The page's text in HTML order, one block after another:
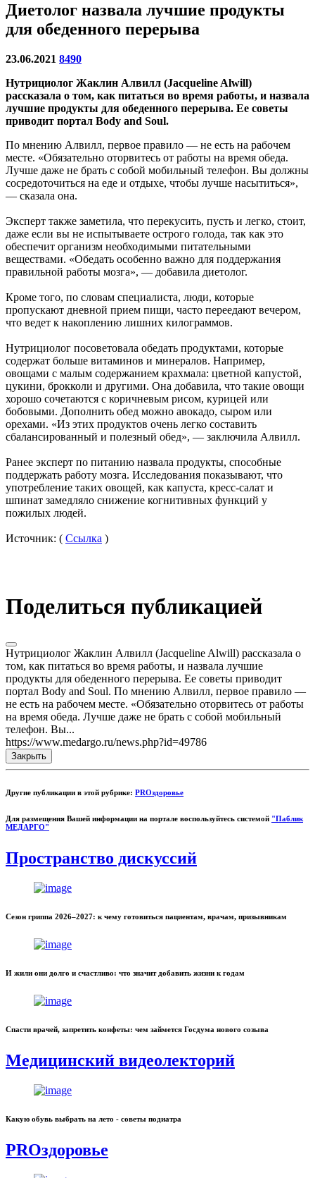
Диетолог назвала лучшие продукты
для обеденного перерыва
23.06.2021 8490
Нутрициолог Жаклин Алвилл (Jacqueline Alwill)
рассказала о том, как питаться во время работы, и назвала
лучшие продукты для обеденного перерыва. Ее советы
приводит портал Body and Soul.
По мнению Алвилл, первое правило — не есть на рабочем
месте. «Обязательно оторвитесь от работы на время обеда.
Лучше даже не брать с собой мобильный телефон. Вы должны
сосредоточиться на еде и отдыхе, чтобы лучше насытиться»,
— сказала она.
Эксперт также заметила, что перекусить, пусть и легко, стоит,
даже если вы не испытываете острого голода, так как это
обеспечит организм необходимыми питательными
веществами. «Обедать особенно важно для поддержания
правильной работы мозга», — добавила диетолог.
Кроме того, по словам специалиста, люди, которые
пропускают дневной прием пищи, часто переедают вечером,
что ведет к накоплению лишних килограммов.
Нутрициолог посоветовала обедать продуктами, которые
содержат больше витаминов и минералов. Например,
овощами с малым содержанием крахмала: цветной капустой,
цукини, брокколи и другими. Она добавила, что такие овощи
хорошо сочетаются с коричневым рисом, курицей или
бобовыми. Дополнить обед можно авокадо, сыром или
орехами. «Из этих продуктов очень легко составить
сбалансированный и полезный обед», — заключила Алвилл.
Ранее эксперт по питанию назвала продукты, способные
поддержать работу мозга. Исследования показывают, что
употребление таких овощей, как капуста, кресс-салат и
шпинат замедляло снижение когнитивных функций у
пожилых людей.
Источник: ( Ссылка )
Поделиться публикацией
Нутрициолог Жаклин Алвилл (Jacqueline Alwill) рассказала о
том, как питаться во время работы, и назвала лучшие
продукты для обеденного перерыва. Ее советы приводит
портал Body and Soul. По мнению Алвилл, первое правило —
не есть на рабочем месте. «Обязательно оторвитесь от работы
на время обеда. Лучше даже не брать с собой мобильный
телефон. Вы...
https://www.medargo.ru/news.php?id=49786
Закрыть
Другие публикации в этой рубрике: PROздоровье
Для размещения Вашей информации на портале воспользуйтесь системой "Паблик
МЕДАРГО"
Пространство дискуссий
Сезон гриппа 2026–2027: к чему готовиться пациентам, врачам, призывникам
И жили они долго и счастливо: что значит добавить жизни к годам
Спасти врачей, запретить конфеты: чем займется Госдума нового созыва
Медицинский видеолекторий
Какую обувь выбрать на лето - советы подиатра
PROздоровье